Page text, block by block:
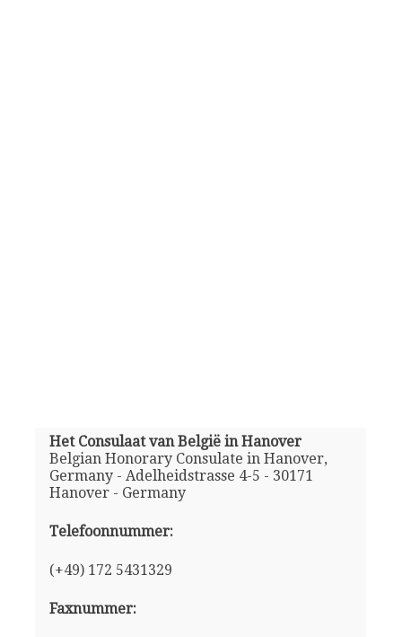
Het Consulaat van België in Hanover
Belgian Honorary Consulate in Hanover,
Germany - Adelheidstrasse 4-5 - 30171
Hanover - Germany
Telefoonnummer:
(+49) 172 5431329
Faxnummer: